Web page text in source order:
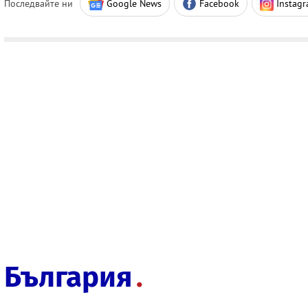
Последвайте ни Google News Facebook
България